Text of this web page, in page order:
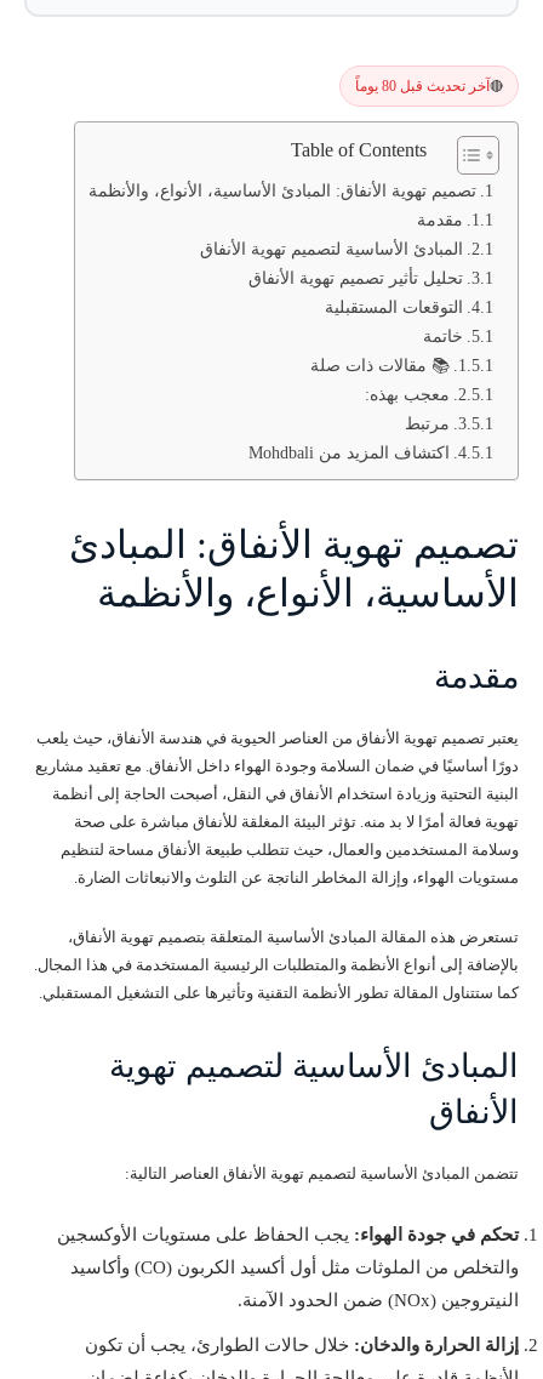
🔴 آخر تحديث قبل 80 يوماً
Table of Contents
تصميم تهوية الأنفاق: المبادئ الأساسية، الأنواع، والأنظمة
مقدمة
المبادئ الأساسية لتصميم تهوية الأنفاق
تحليل تأثير تصميم تهوية الأنفاق
التوقعات المستقبلية
خاتمة
📚 مقالات ذات صلة
معجب بهذه:
مرتبط
اكتشاف المزيد من Mohdbali
تصميم تهوية الأنفاق: المبادئ
الأساسية، الأنواع، والأنظمة
مقدمة
يعتبر تصميم تهوية الأنفاق من العناصر الحيوية في هندسة الأنفاق، حيث يلعب
دورًا أساسيًا في ضمان السلامة وجودة الهواء داخل الأنفاق. مع تعقيد مشاريع
البنية التحتية وزيادة استخدام الأنفاق في النقل، أصبحت الحاجة إلى أنظمة
تهوية فعالة أمرًا لا بد منه. تؤثر البيئة المغلقة للأنفاق مباشرة على صحة
وسلامة المستخدمين والعمال، حيث تتطلب طبيعة الأنفاق مساحة لتنظيم
مستويات الهواء، وإزالة المخاطر الناتجة عن التلوث والانبعاثات الضارة.
تستعرض هذه المقالة المبادئ الأساسية المتعلقة بتصميم تهوية الأنفاق،
بالإضافة إلى أنواع الأنظمة والمتطلبات الرئيسية المستخدمة في هذا المجال.
كما ستتناول المقالة تطور الأنظمة التقنية وتأثيرها على التشغيل المستقبلي.
المبادئ الأساسية لتصميم تهوية
الأنفاق
تتضمن المبادئ الأساسية لتصميم تهوية الأنفاق العناصر التالية:
تحكم في جودة الهواء: يجب الحفاظ على مستويات الأوكسجين
والتخلص من الملوثات مثل أول أكسيد الكربون (CO) وأكاسيد
النيتروجين (NOx) ضمن الحدود الآمنة.
إزالة الحرارة والدخان: خلال حالات الطوارئ، يجب أن تكون